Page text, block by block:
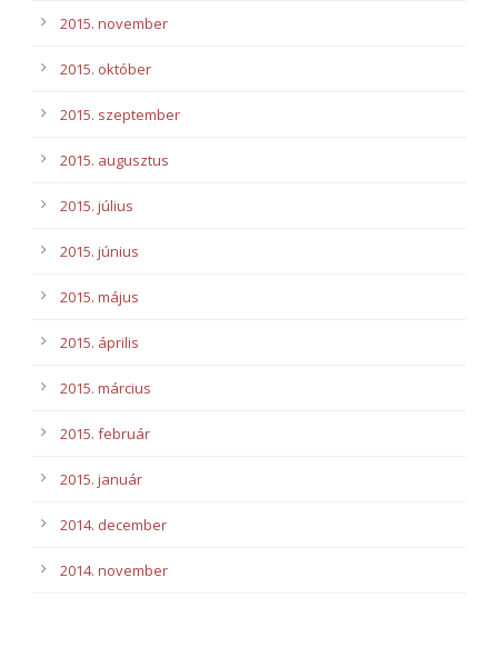
2015. november
2015. október
2015. szeptember
2015. augusztus
2015. július
2015. június
2015. május
2015. április
2015. március
2015. február
2015. január
2014. december
2014. november